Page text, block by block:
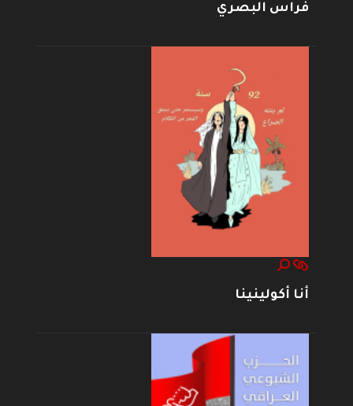
فراس البصري
أنا أكولينينا